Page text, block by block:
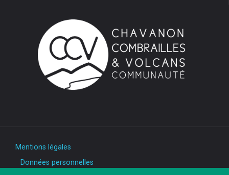
Mentions légales
Données personnelles